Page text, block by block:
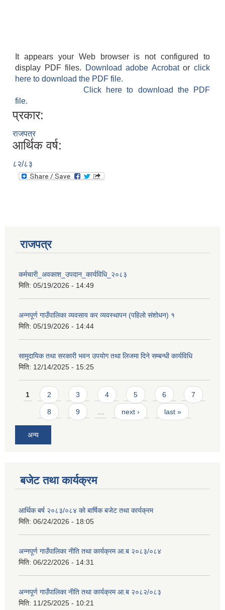
It appears your Web browser is not configured to
display PDF files.
Download adobe Acrobatorclick
here to download the PDF file.
Click here to download the PDF
file.
प्रकार:
राजपत्र
आर्थिक वर्ष:
८२/८३
राजपत्र
कर्मचारी_अवकाश_उपदान_कार्यविधि_२०८३
मिति: 05/19/2026 - 14:49
अन्नपूर्ण गाउँपालिका व्यवसाय कर व्यवस्थापन (पहिलो संशोधन) १
मिति: 05/19/2026 - 14:44
सामुदायिक तथा सरकारी भवन उपयोग तथा लिजमा दिने सम्बन्धी कार्यविधि
मिति: 12/14/2025 - 15:25
Pages
1 2 3 4 5 6 7
8 9 next › last »
अन्य
बजेट तथा कार्यक्रम
आर्थिक बर्ष २०८३/०८४ को बार्षिक बजेट तथा कार्यक्रम
मिति: 06/24/2026 - 18:05
अन्नपूर्ण गाउँपालिका नीति तथा कार्यक्रम आ.ब २०८३/०८४
मिति: 06/22/2026 - 14:31
अन्नपूर्ण गाउँपालिका नीति तथा कार्यक्रम आ.ब २०८२/०८३
मिति: 11/25/2025 - 10:21